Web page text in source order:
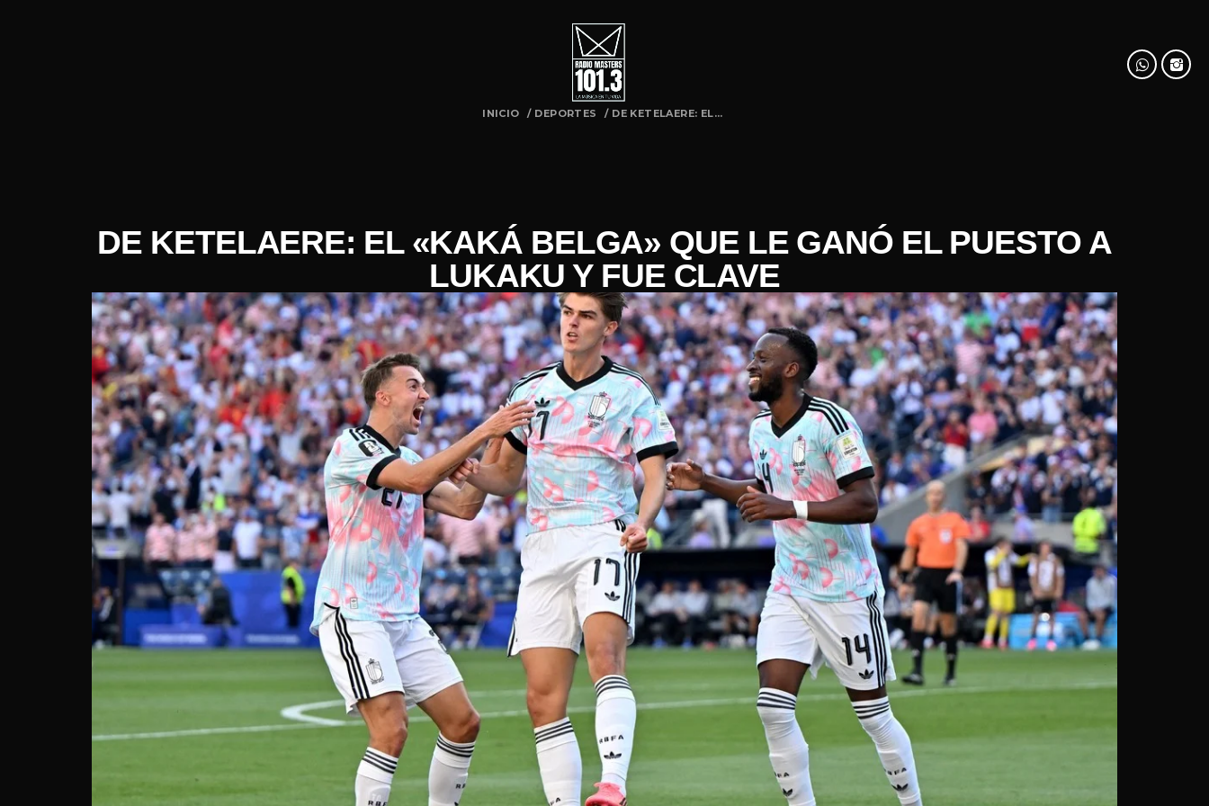
INICIO / DEPORTES / DE KETELAERE: EL...
DE KETELAERE: EL «KAKÁ BELGA» QUE LE GANÓ EL PUESTO A
LUKAKU Y FUE CLAVE